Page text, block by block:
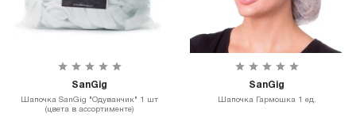
SanGig
Шапочка SanGig "Одуванчик" 1 шт
(цвета в ассортименте)
SanGig
Шапочка Гармошка 1 ед.